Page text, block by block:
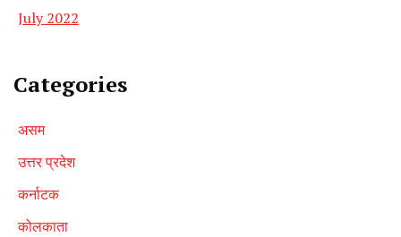
July 2022
Categories
असम
उत्तर प्रदेश
कर्नाटक
कोलकाता